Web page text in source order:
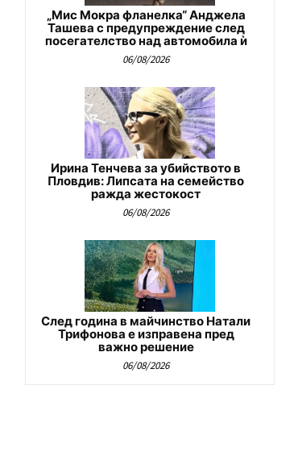
„Мис Мокра фланелка“ Анджела
Ташева с предупреждение след
посегателство над автомобила ѝ
06/08/2026
Ирина Тенчева за убийството в
Пловдив: Липсата на семейство
ражда жестокост
06/08/2026
След година в майчинство Натали
Трифонова е изправена пред
важно решение
06/08/2026